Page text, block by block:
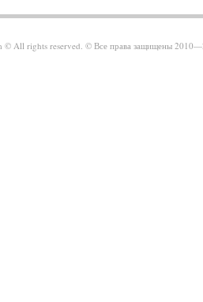
All rights reserved. © Все права защищены